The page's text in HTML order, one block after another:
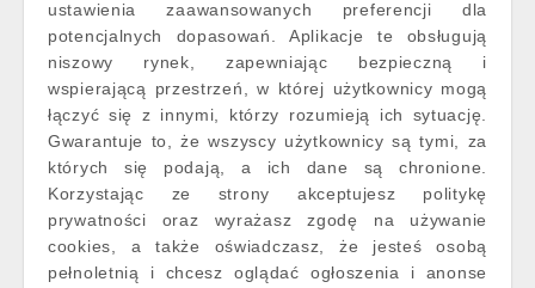
ustawienia zaawansowanych preferencji dla
potencjalnych dopasowań. Aplikacje te obsługują
niszowy rynek, zapewniając bezpieczną i
wspierającą przestrzeń, w której użytkownicy mogą
łączyć się z innymi, którzy rozumieją ich sytuację.
Gwarantuje to, że wszyscy użytkownicy są tymi, za
których się podają, a ich dane są chronione.
Korzystając ze strony akceptujesz politykę
prywatności oraz wyrażasz zgodę na używanie
cookies, a także oświadczasz, że jesteś osobą
pełnoletnią i chcesz oglądać ogłoszenia i anonse